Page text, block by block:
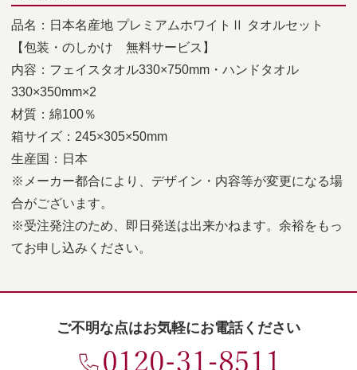
品名：日本名産地 プレミアムホワイトⅡ タオルセット
【包装・のしかけ 無料サービス】
内容：フェイスタオル330×750mm・ハンドタオル
330×350mm×2
材質：綿100％
箱サイズ：245×305×50mm
生産国：日本
※メーカー都合により、デザイン・内容等が変更になる場
合がございます。
※受注発注のため、即日発送は出来かねます。余裕をもっ
てお申し込みください。
ご不明な点はお気軽にお電話ください